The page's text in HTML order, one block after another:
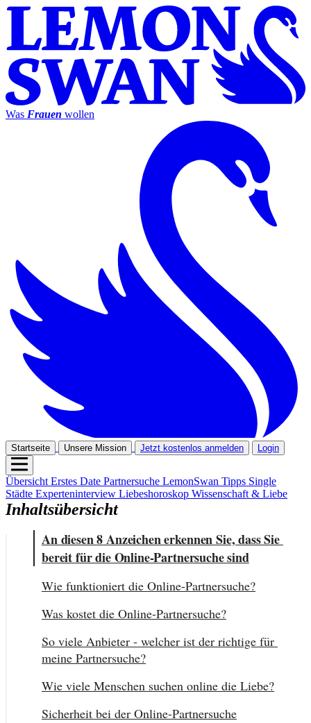
Was Frauen wollen
Startseite Unsere Mission Jetzt kostenlos anmelden Login
ÜbersichtErstes Date Partnersuche LemonSwan Tipps Single
Städte Experteninterview Liebeshoroskop Wissenschaft & Liebe
Inhaltsübersicht
An diesen 8 Anzeichen erkennen Sie, dass Sie
bereit für die Online-Partnersuche sind
Wie funktioniert die Online-Partnersuche?
Was kostet die Online-Partnersuche?
So viele Anbieter - welcher ist der richtige für
meine Partnersuche?
Wie viele Menschen suchen online die Liebe?
Sicherheit bei der Online-Partnersuche